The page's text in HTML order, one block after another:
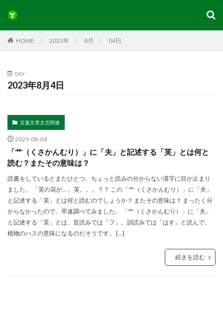
HOME 2023年 8月 04日
DAY
2023年8月4日
言葉文章文言関連
2023-08-04
「艹（くさかんむり）」に「夫」と記述する「芙」とは何と
読む？またその意味は？
読書をしているとまたひとつ、ちょっと読みの分からない漢字に目が止まり
ました。 「芙の花が…」 芙。。。？？ この「艹（くさかんむり）」に「夫」
と記述する「芙」とは何と読むのでしょうか？ またその意味は？ まったく分
からなかったので、早速調べてみました。 「艹（くさかんむり）」に「夫」
と記述する「芙」とは、音読みでは「フ」。訓読みでは「はす」と読んで、
植物のハスの意味になるのだそうです。 […]
続きを読む